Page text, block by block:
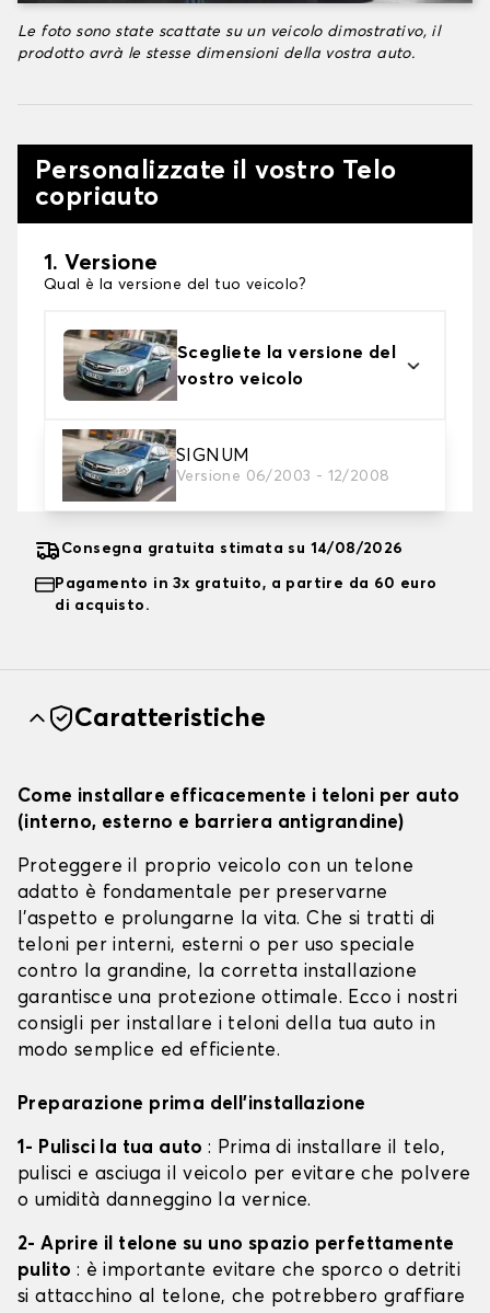
Le foto sono state scattate su un veicolo dimostrativo, il
prodotto avrà le stesse dimensioni della vostra auto.
Personalizzate il vostro Telo
copriauto
1. Versione
Qual è la versione del tuo veicolo?
Scegliete la versione del
vostro veicolo
SIGNUM
Versione 06/2003 - 12/2008
2. Livello di protezione
Scegli il telo protettivo adatto alle tue esigenze
Consegna gratuita stimata su 14/08/2026
Pagamento in 3x gratuito, a partire da 60 euro
di acquisto.
Caratteristiche
Come installare efficacemente i teloni per auto
(interno, esterno e barriera antigrandine)
Proteggere il proprio veicolo con un telone
adatto è fondamentale per preservarne
l'aspetto e prolungarne la vita. Che si tratti di
teloni per interni, esterni o per uso speciale
contro la grandine, la corretta installazione
garantisce una protezione ottimale. Ecco i nostri
consigli per installare i teloni della tua auto in
modo semplice ed efficiente.
Preparazione prima dell'installazione
1- Pulisci la tua auto: Prima di installare il telo,
pulisci e asciuga il veicolo per evitare che polvere
o umidità danneggino la vernice.
2- Aprire il telone su uno spazio perfettamente
pulito : è importante evitare che sporco o detriti
si attacchino al telone, che potrebbero graffiare